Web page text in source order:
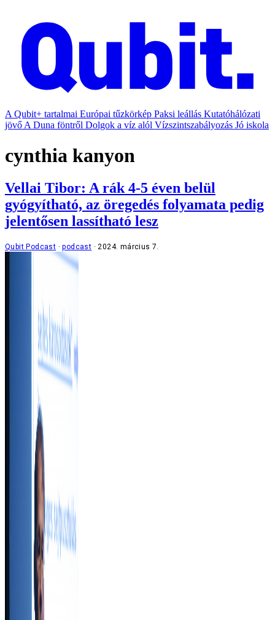
A Qubit+ tartalmai Európai tűzkörkép Paksi leállás Kutatóhálózati
jövő A Duna föntről Dolgok a víz alól Vízszintszabályozás Jó iskola
cynthia kanyon
Vellai Tibor: A rák 4-5 éven belül
gyógyítható, az öregedés folyamata pedig
jelentősen lassítható lesz
Qubit Podcast podcast 2024. március 7.